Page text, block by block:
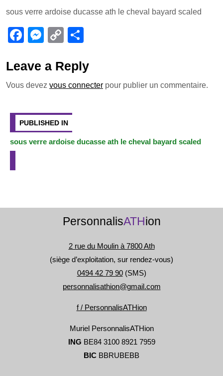
c
e
o
o
ss
e
g
er
p
y
n
k
ta
sous verre ardoise ducasse ath le cheval bayard scaled
F
c
e
o
o
k
M
ss
e
g
er
C
p
y
n
k
ta
g
Leave a Reply
Vous devez vous connecter pour publier un commentaire.
l’article
PUBLISHED IN
sous verre ardoise ducasse ath le cheval bayard scaled
PersonnalisATHion
2 rue du Moulin à 7800 Ath
(siège d’exploitation, sur rendez-vous)
0494 42 79 90(SMS)
personnalisathion@gmail.com
f / PersonnalisATHion
Muriel PersonnalisATHion
ING BE84 3100 8921 7959
BIC BBRUBEBB